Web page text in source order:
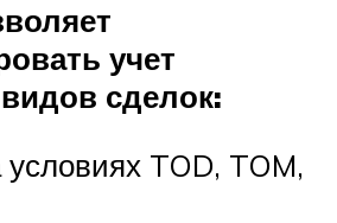
учет
сделок:
условиях TOD, TOM,